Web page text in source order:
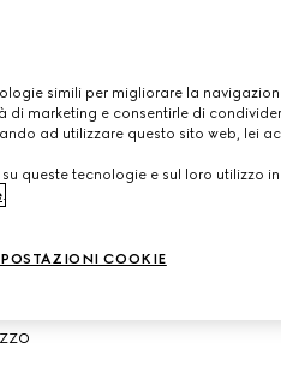
linea visualizza
simili per migliorare la
di marketing e consentirle di
ad utilizzare questo sito web, lei
queste tecnologie e sul loro utilizzo
.
COOKIE